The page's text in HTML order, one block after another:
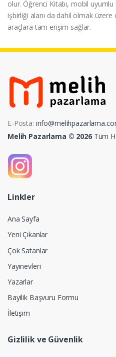
olur. Öğrenci Kitabı, mobil
işbirliği alanı da dahil olmak
araçlara tam erişim sağlar.
E-Posta:
Melih Pazarlama © 2026Tüm
Linkler
Ana Sayfa
Yeni Çıkanlar
Çok Satanlar
Yayınevleri
Yazarlar
Bayilik Başvuru Formu
İletişim
Gizlilik ve Güvenlik